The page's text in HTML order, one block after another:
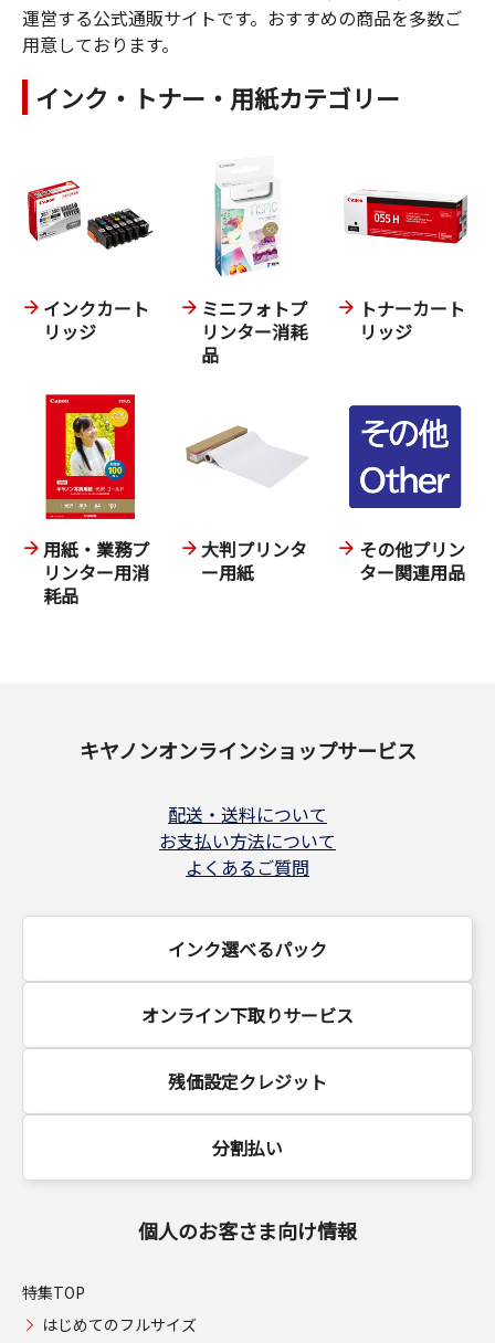
運営する公式通販サイトです。おすすめの商品を多数ご
用意しております。
インク・トナー・用紙カテゴリー
インクカート
リッジ
ミニフォトプ
リンター消耗
品
トナーカート
リッジ
用紙・業務プ
リンター用消
耗品
大判プリンタ
ー用紙
その他プリン
ター関連用品
キヤノンオンラインショップサービス
配送・送料について
お支払い方法について
よくあるご質問
インク選べるパック
オンライン下取りサービス
残価設定クレジット
分割払い
個人のお客さま向け情報
特集TOP
はじめてのフルサイズ